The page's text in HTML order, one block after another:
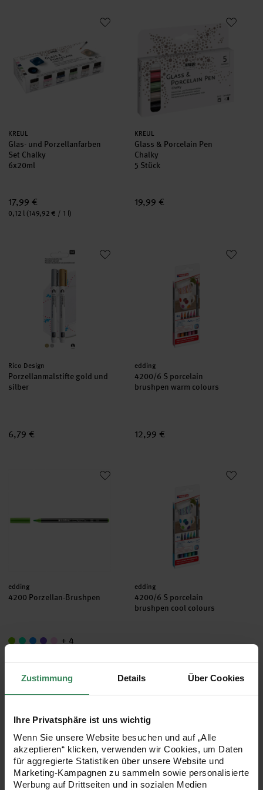
Zustimmung Details Über Cookies
Ihre Privatsphäre ist uns wichtig
Wenn Sie unsere Website besuchen und auf „Alle
akzeptieren“ klicken, verwenden wir Cookies, um Daten
für aggregierte Statistiken über unsere Website und
Marketing-Kampagnen zu sammeln sowie personalisierte
Werbung auf Drittseiten und in sozialen Medien
Glas- und Porzellanfarben Set Chalky
Hersteller:
KREUL
Glas- und Porzellanfarben
Set Chalky
6x20ml
17,99 €
Inhalt:
0,12 l (149,92 € / 1 l)
Glass & Porcelain Pen Chalky
Hersteller:
KREUL
Glass & Porcelain Pen
Chalky
5 Stück
19,99 €
Porzellanmalstifte gold und silber
Hersteller:
Rico Design
Porzellanmalstifte gold und
silber
6,79 €
4200/6 S porcelain brushpen
Hersteller:
edding
4200/6 S porcelain
brushpen warm colours
12,99 €
4200 Porzellan-Brushpen
Hersteller:
edding
4200 Porzellan-Brushpen
+ 4
4200/6 S porcelain brushpen
Hersteller:
edding
4200/6 S porcelain
brushpen cool colours